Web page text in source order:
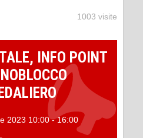
1003 visite
INFO POINT
2023 10:00 - 16:00